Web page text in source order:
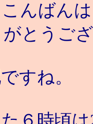
んばんは
とうご
すね。